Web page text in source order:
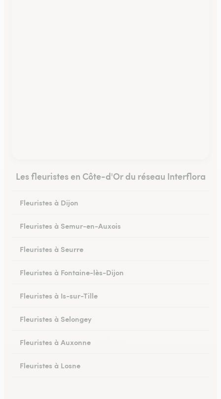
Les fleuristes en Côte-d'Or du réseau Interflora
Fleuristes à Dijon
Fleuristes à Semur-en-Auxois
Fleuristes à Seurre
Fleuristes à Fontaine-lès-Dijon
Fleuristes à Is-sur-Tille
Fleuristes à Selongey
Fleuristes à Auxonne
Fleuristes à Losne